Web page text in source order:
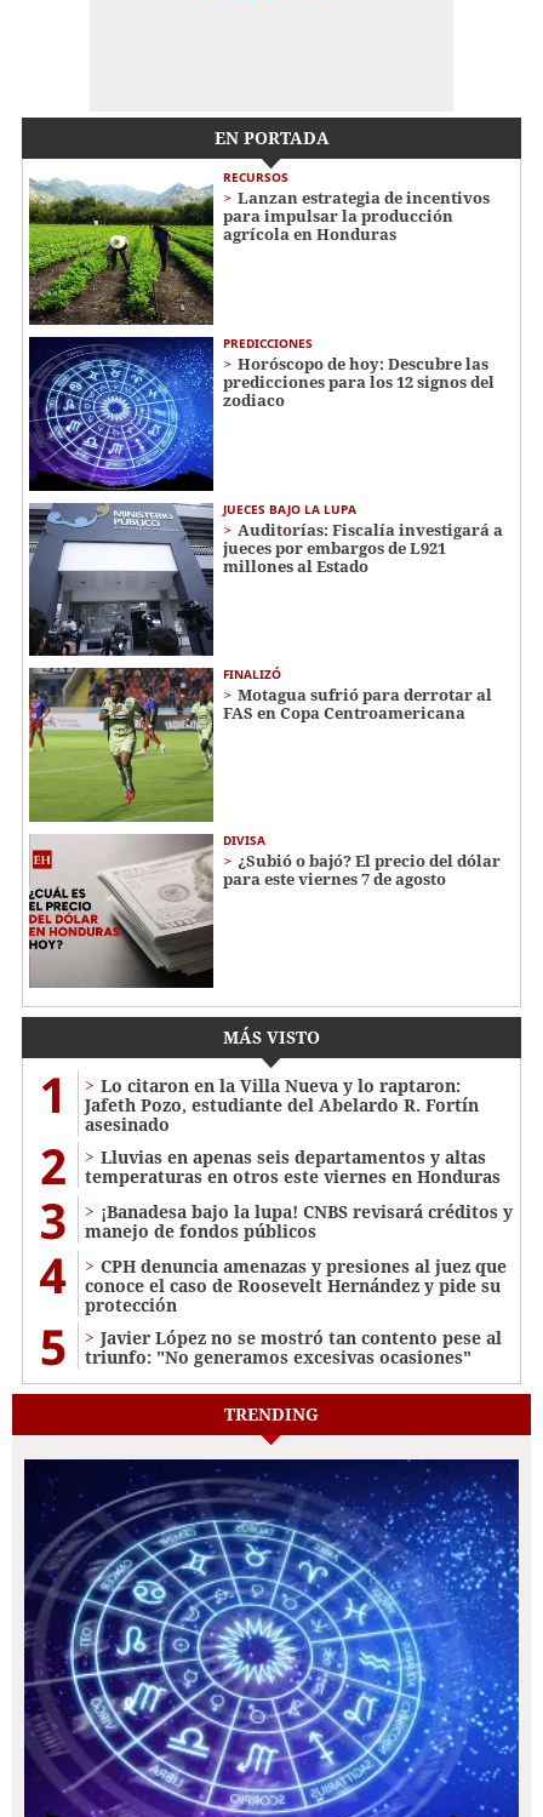
EN PORTADA
RECURSOS
Lanzan estrategia de incentivos
para impulsar la producción
agrícola en Honduras
PREDICCIONES
Horóscopo de hoy: Descubre las
predicciones para los 12 signos del
zodiaco
JUECES BAJO LA LUPA
Auditorías: Fiscalía investigará a
jueces por embargos de L921
millones al Estado
FINALIZÓ
Motagua sufrió para derrotar al
FAS en Copa Centroamericana
DIVISA
¿Subió o bajó? El precio del dólar
para este viernes 7 de agosto
MÁS VISTO
1
Lo citaron en la Villa Nueva y lo raptaron:
Jafeth Pozo, estudiante del Abelardo R. Fortín
asesinado
2
Lluvias en apenas seis departamentos y altas
temperaturas en otros este viernes en Honduras
3
¡Banadesa bajo la lupa! CNBS revisará créditos y
manejo de fondos públicos
4
CPH denuncia amenazas y presiones al juez que
conoce el caso de Roosevelt Hernández y pide su
protección
5
Javier López no se mostró tan contento pese al
triunfo: "No generamos excesivas ocasiones"
TRENDING